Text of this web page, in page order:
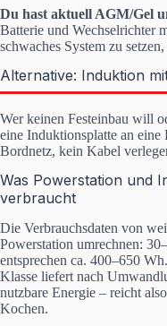
Du hast aktuell AGM/Gel
Batterie und Wechselrichter
schwaches System zu
Alternative: Induktion
Wer keinen Festeinbau will
eine Induktionsplatte an
Bordnetz, kein Kabel
Was Powerstation und
verbraucht
Die Verbrauchsdaten von
Powerstation umrechnen:
entsprechen ca. 400–650
Klasse liefert nach
nutzbare Energie – reicht
Kochen.